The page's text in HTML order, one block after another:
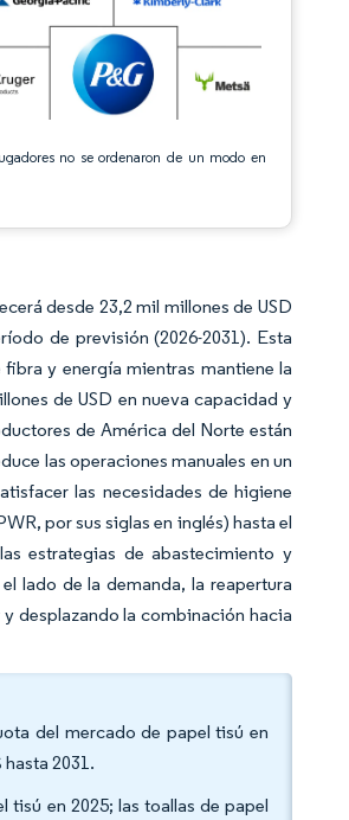
no se ordenaron de un modo en
desde 23,2 mil millones de USD
de previsión (2026-2031). Esta
y energía mientras mantiene la
de USD en nueva capacidad y
de América del Norte están
las operaciones manuales en un
las necesidades de higiene
por sus siglas en inglés) hasta el
estrategias de abastecimiento y
lado de la demanda, la reapertura
desplazando la combinación hacia
del mercado de papel tisú en
2031.
en 2025; las toallas de papel